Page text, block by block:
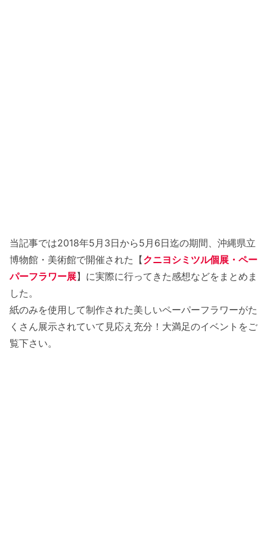
当記事では2018年5月3日から5月6日迄の期間、沖縄県立
博物館・美術館で開催された【クニヨシミツル個展・ペー
パーフラワー展】に実際に行ってきた感想などをまとめま
した。
紙のみを使用して制作された美しいペーパーフラワーがた
くさん展示されていて見応え充分！大満足のイベントをご
覧下さい。